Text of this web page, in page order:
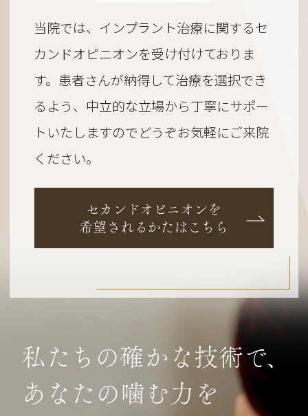
当院では、インプラント治療に関するセ
カンドオピニオンを受け付けておりま
す。 患者さんが納得して治療を選択でき
るよう、 中立的な立場から丁寧にサポー
トいたしますのでどうぞお気軽にご来院
ください。
セカンドオピニオンを
希望されるかたはこちら
私たちの確かな技術で、
あなたの噛む力を